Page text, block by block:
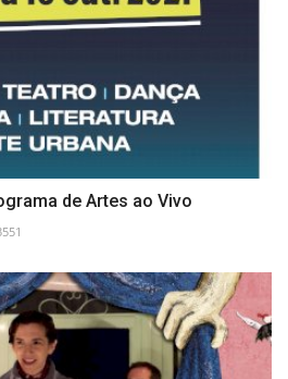
de Artes ao Vivo